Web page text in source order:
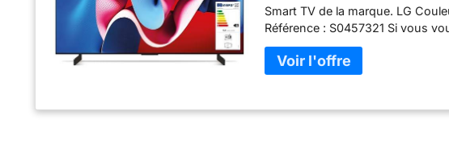
Smart TV de la marque. LG
Référence : S0457321 Si vous